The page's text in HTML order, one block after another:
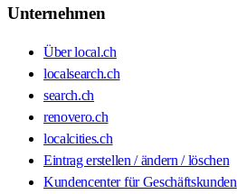
Unternehmen
Über local.ch
localsearch.ch
search.ch
renovero.ch
localcities.ch
Eintrag erstellen / ändern / löschen
Kundencenter für Geschäftskunden